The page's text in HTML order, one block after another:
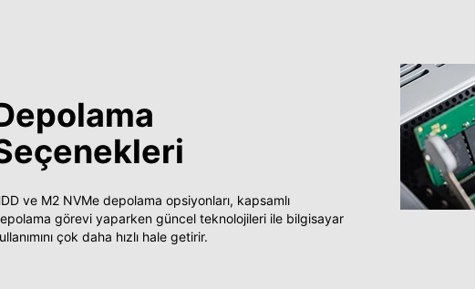
ve M2 NVMe depolama opsiyonları, kapsamlı
görevi yaparken güncel teknolojileri ile bilgisayar
çok daha hızlı hale getirir.